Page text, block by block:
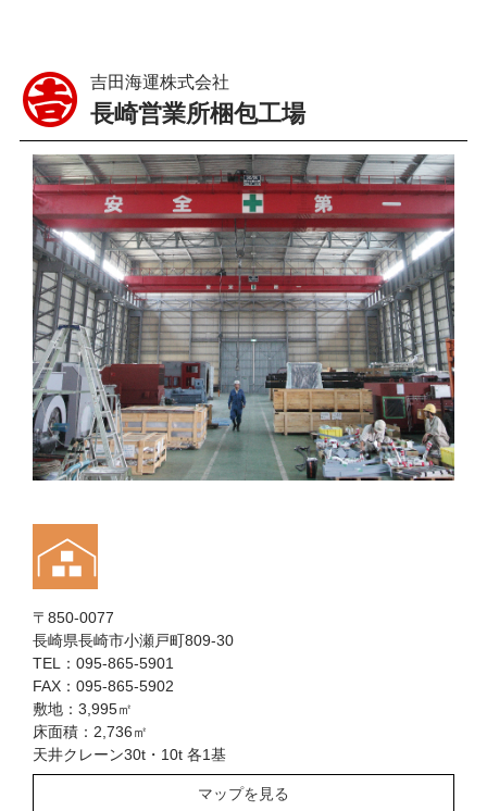
吉田海運株式会社
長崎営業所梱包工場
〒850-0077
長崎県長崎市小瀬戸町809-30
TEL：095-865-5901
FAX：095-865-5902
敷地：3,995㎡
床面積：2,736㎡
天井クレーン30t・10t 各1基
マップを見る